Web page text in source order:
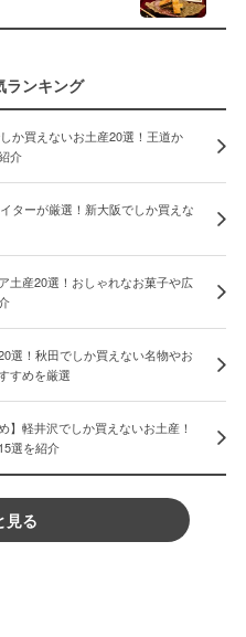
ランキング
か買えないお土産20選！王道か
介
ターが厳選！新大阪でしか買えな
土産20選！おしゃれなお菓子や広
選！秋田でしか買えない名物やお
すめを厳選
】軽井沢でしか買えないお土産！
選を紹介
見る